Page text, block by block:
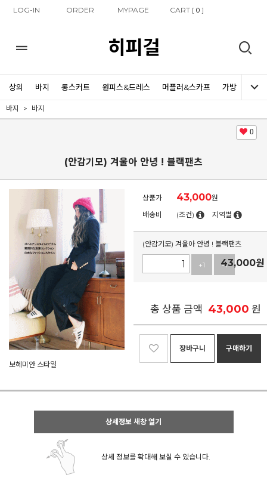
LOG-IN ORDER MYPAGE CART [0 ]
히피걸
상의 바지 롱스커트 원피스&드레스 머플러&스카프 가방 신발
바지 바지
0
(안감기모) 겨울아 안녕 ! 블랙팬츠
보헤미안 스타일
상품가 43,000원
배송비
(조건) 지역별
(안감기모) 겨울아 안녕 ! 블랙팬츠
+1 -1
43,000원
총 상품 금액 43,000 원
장바구니 구매하기
상세정보 새창 열기
상세 정보를 확대해 보실 수 있습니다.